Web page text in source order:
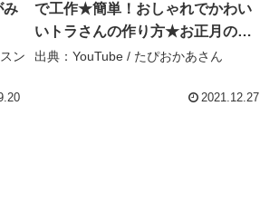
み
ン
で工作★簡単！おしゃれでかわい
いトラさんの作り方★お正月の飾
りに♪干支の置物で新年の飾りつけ
2022 虎 – たぴおかあさん
出典：YouTube / たぴおかあさん
2021.12.27